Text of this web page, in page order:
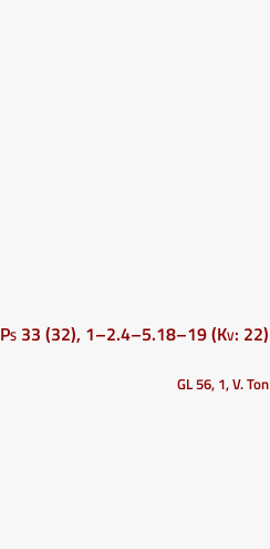
Ps 33 (32), 1–2.4–5.18–19 (Kv: 22)
GL 56, 1, V. Ton